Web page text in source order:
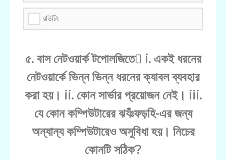
রাউটিং
৫. বাস নেটওয়ার্ক টপোলজিতে i. একই ধরনের
নেটওয়ার্কে ভিন্ন ভিন্ন ধরনের ক্যাবল ব্যবহার
করা হয়। ii. কোন সার্ভার প্রয়োজন নেই। iii.
যে কোন কম্পিউটারের ঝযঁঃফড়হি-এর জন্য
অন্যান্য কম্পিউটারেও অসুবিধা হয়। নিচের
কোনটি সঠিক?